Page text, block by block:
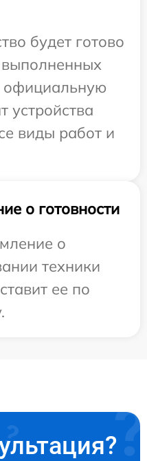
будет готово
официальную
устройства
виды работ и
о готовности
о
техники
ее по